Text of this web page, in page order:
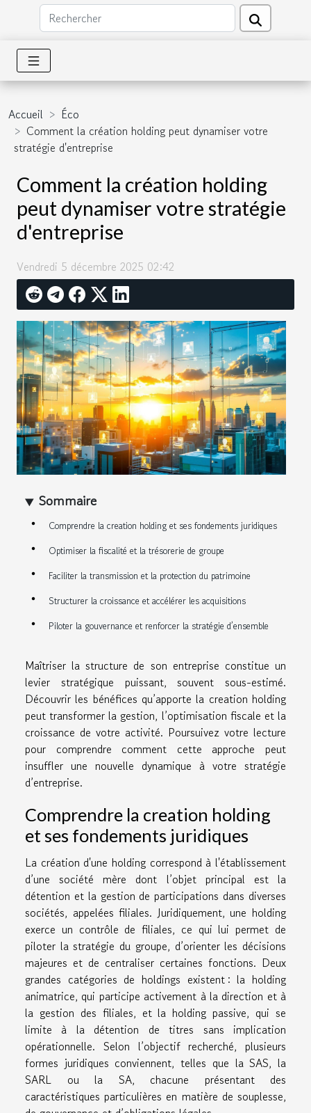
Accueil
Éco
Comment la création holding peut dynamiser votre
stratégie d'entreprise
Comment la création holding
peut dynamiser votre stratégie
d'entreprise
Vendredi 5 décembre 2025 02:42
Sommaire
Comprendre la creation holding et ses fondements juridiques
Optimiser la fiscalité et la trésorerie de groupe
Faciliter la transmission et la protection du patrimoine
Structurer la croissance et accélérer les acquisitions
Piloter la gouvernance et renforcer la stratégie d’ensemble
Maîtriser la structure de son entreprise constitue un
levier stratégique puissant, souvent sous-estimé.
Découvrir les bénéfices qu’apporte la creation holding
peut transformer la gestion, l’optimisation fiscale et la
croissance de votre activité. Poursuivez votre lecture
pour comprendre comment cette approche peut
insuffler une nouvelle dynamique à votre stratégie
d’entreprise.
Comprendre la creation holding
et ses fondements juridiques
La création d'une holding correspond à l'établissement
d’une société mère dont l’objet principal est la
détention et la gestion de participations dans diverses
sociétés, appelées filiales. Juridiquement, une holding
exerce un contrôle de filiales, ce qui lui permet de
piloter la stratégie du groupe, d’orienter les décisions
majeures et de centraliser certaines fonctions. Deux
grandes catégories de holdings existent : la holding
animatrice, qui participe activement à la direction et à
la gestion des filiales, et la holding passive, qui se
limite à la détention de titres sans implication
opérationnelle. Selon l’objectif recherché, plusieurs
formes juridiques conviennent, telles que la SAS, la
SARL ou la SA, chacune présentant des
caractéristiques particulières en matière de souplesse,